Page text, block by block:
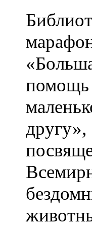
помощь
другу»,